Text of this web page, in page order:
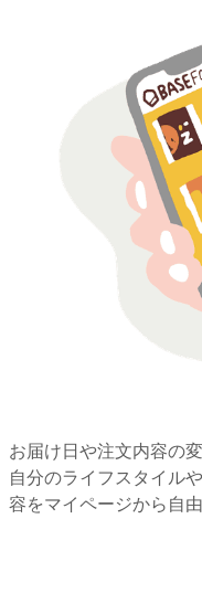
お届け日や注文内容の
自分のライフスタイル
容をマイページから自